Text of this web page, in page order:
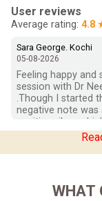
Marriage
Super
Education
Wealth
Yearly
User reviews
Average rating: 4.8
Sara George. Kochi
05-08-2026
Feeling happy
session with Dr
.Though I started
negative note was
positive vibes
moving forward.
listened and was
queries with
to keep in touch
WHAT